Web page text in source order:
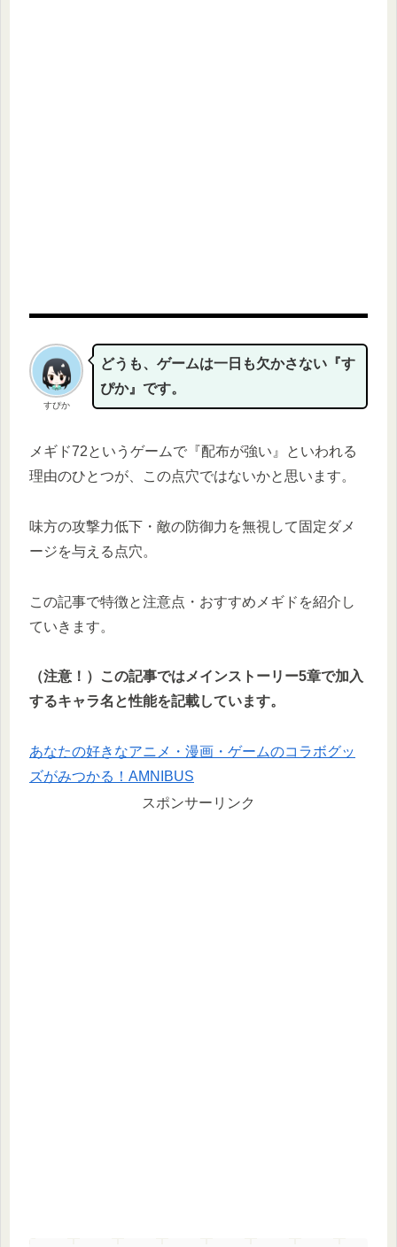
すぴか
どうも、ゲームは一日も欠かさない『す
ぴか』です。
メギド72というゲームで『配布が強い』といわれる
理由のひとつが、この点穴ではないかと思います。
味方の攻撃力低下・敵の防御力を無視して固定ダメ
ージを与える点穴。
この記事で特徴と注意点・おすすめメギドを紹介し
ていきます。
（注意！）この記事ではメインストーリー5章で加入
するキャラ名と性能を記載しています。
あなたの好きなアニメ・漫画・ゲームのコラボグッ
ズがみつかる！AMNIBUS
スポンサーリンク